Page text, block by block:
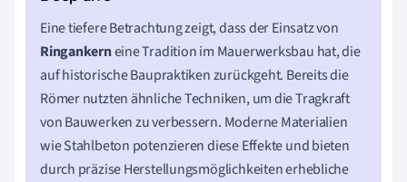
Eine tiefere Betrachtung zeigt, dass der Einsatz von
Ringankerneine Tradition im Mauerwerksbau hat, die
auf historische Baupraktiken zurückgeht. Bereits die
Römer nutzten ähnliche Techniken, um die Tragkraft
von Bauwerken zu verbessern. Moderne Materialien
wie Stahlbeton potenzieren diese Effekte und bieten
durch präzise Herstellungsmöglichkeiten erhebliche